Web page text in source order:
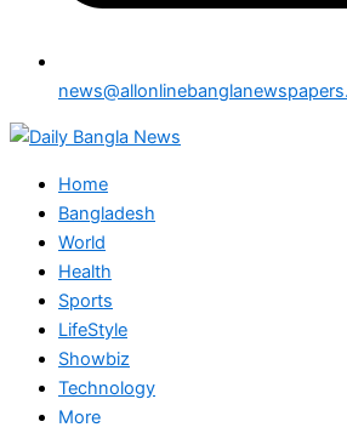
Home
Bangladesh
World
Health
Sports
LifeStyle
Showbiz
Technology
More